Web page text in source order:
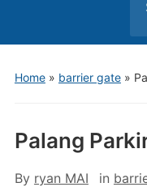
Home» barrier gate»
Palang
By ryan MAI in